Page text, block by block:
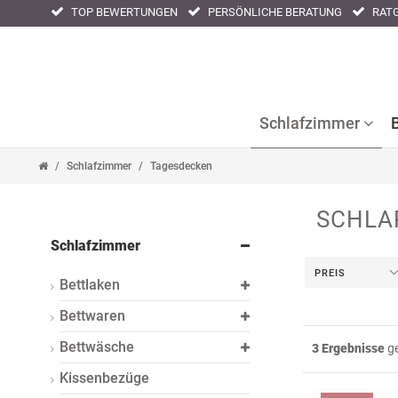
TOP BEWERTUNGEN PERSÖNLICHE BERATUNG
Schlafzimmer
Bettlaken
Bettwaren
Kissenbezüge
Nachtwäsche
Schlafzimmer Tagesdecken
Schlafzimmer
Bettlaken
Bettwaren
Bettwäsche
Kissenbezüge
PREIS
3 Ergebnisse
Filter
Filter